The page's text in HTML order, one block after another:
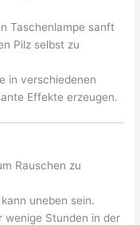
Taschenlampe sanft
Pilz selbst zu
in verschiedenen
Effekte erzeugen.
Rauschen zu
uneben sein.
wenige Stunden in der